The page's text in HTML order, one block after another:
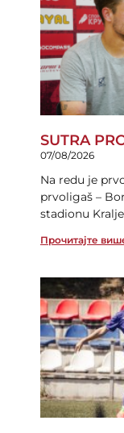
SUTRA
07/08/2026
Na redu je
prvoligaš –
stadionu
Прочитајте